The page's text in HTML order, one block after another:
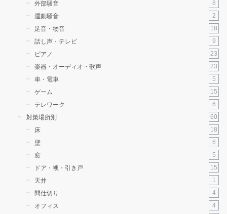
外部騒音
8
運動騒音
2
足音・物音
18
話し声・テレビ
9
ピアノ
23
楽器・オーディオ・歌声
23
車・電車
5
ゲーム
15
テレワーク
6
対策場所別
60
床
18
壁
6
窓
5
ドア・襖・引き戸
15
天井
1
間仕切り
4
オフィス
4